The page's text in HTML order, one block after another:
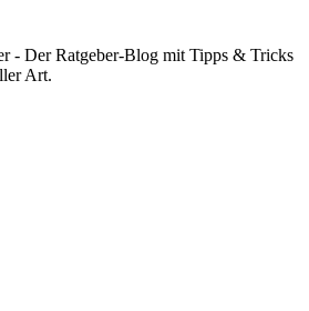
- Der Ratgeber-Blog mit Tipps & Tricks
Art.